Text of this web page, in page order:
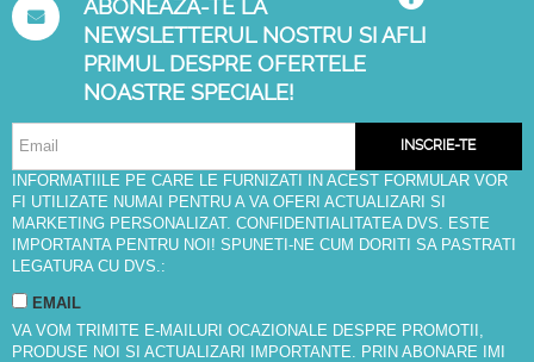
ABONEAZA-TE LA
NEWSLETTERUL NOSTRU SI AFLI
PRIMUL DESPRE OFERTELE
NOASTRE SPECIALE!
INSCRIE-TE
INFORMATIILE PE CARE LE FURNIZATI IN ACEST FORMULAR VOR
FI UTILIZATE NUMAI PENTRU A VA OFERI ACTUALIZARI SI
MARKETING PERSONALIZAT. CONFIDENTIALITATEA DVS. ESTE
IMPORTANTA PENTRU NOI! SPUNETI-NE CUM DORITI SA PASTRATI
LEGATURA CU DVS.:
EMAIL
VA VOM TRIMITE E-MAILURI OCAZIONALE DESPRE PROMOTII,
PRODUSE NOI SI ACTUALIZARI IMPORTANTE. PRIN ABONARE IMI